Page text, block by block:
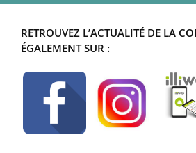
RETROUVEZ L’ACTUALITÉ DE LA
ÉGALEMENT SUR :